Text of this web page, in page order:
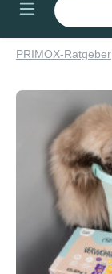
PRIMOX-Ratgeber